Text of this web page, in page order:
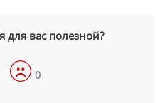
для вас полезной?
0